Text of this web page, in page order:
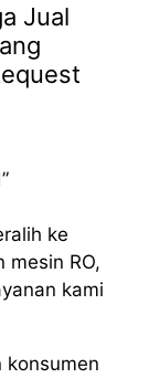
Jual
ke
mesin RO,
kami
konsumen